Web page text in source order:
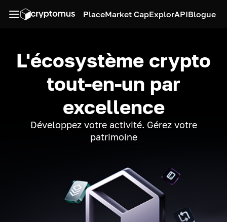
PlaceMarket CapExplorAPIBlogue
L'écosystème crypto
tout-en-un par
excellence
Développez votre activité. Gérez votre
patrimoine